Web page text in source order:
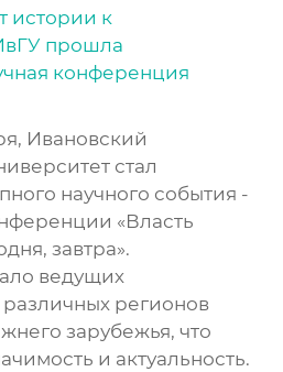
Ивановский
стал
научного события -
«Власть
завтра».
ведущих
регионов
зарубежья, что
и актуальность.